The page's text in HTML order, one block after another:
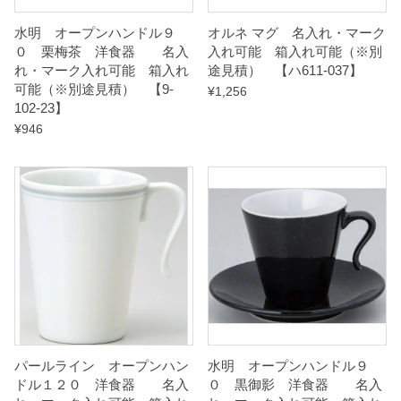
7
】
q
u
n
水明 オープンハンドル９
０ 栗梅茶 洋食器 名入
れ・マーク入れ可能 箱入れ
可能（※別途見積） 【9-
102-23】
¥946
オルネ マグ 名入れ・マーク
入れ可能 箱入れ可能（※別
途見積） 【ハ611-037】
¥1,256
パールライン オープンハン
ドル１２０ 洋食器 名入
水明 オープンハンドル９
０ 黒御影 洋食器 名入